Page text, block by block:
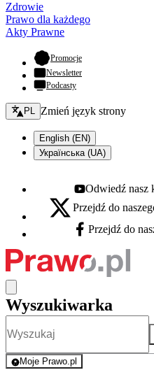
Zdrowie
Prawo dla każdego
Akty Prawne
Promocje- otwiera się w nowej
Newsletter
Podcasty
Zmień język - bieżący:
PL Zmień język strony
English (EN)
Українська (UA)
Youtube - otwiera się
Odwiedź nasz
X - otwiera się w nowej karcie
Przejdź do
Facebook - otwiera się
Przejdź do
Wyszukiwarka
Moje Prawo.pl
- rejestracja i logowanie do